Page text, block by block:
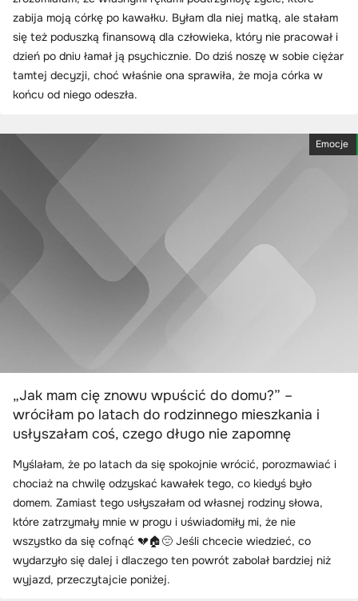
zabija moją córkę po kawałku. Byłam dla niej matką, ale stałam
się też poduszką finansową dla człowieka, który nie pracował i
dzień po dniu łamał ją psychicznie. Do dziś noszę w sobie ciężar
tamtej decyzji, choć właśnie ona sprawiła, że moja córka w
końcu od niego odeszła.
Emocje
„Jak mam cię znowu wpuścić do domu?” –
wróciłam po latach do rodzinnego mieszkania i
usłyszałam coś, czego długo nie zapomnę
Myślałam, że po latach da się spokojnie wrócić, porozmawiać i
chociaż na chwilę odzyskać kawałek tego, co kiedyś było
domem. Zamiast tego usłyszałam od własnej rodziny słowa,
które zatrzymały mnie w progu i uświadomiły mi, że nie
wszystko da się cofnąć 💔🏠😔 Jeśli chcecie wiedzieć, co
wydarzyło się dalej i dlaczego ten powrót zabolał bardziej niż
wyjazd, przeczytajcie poniżej.